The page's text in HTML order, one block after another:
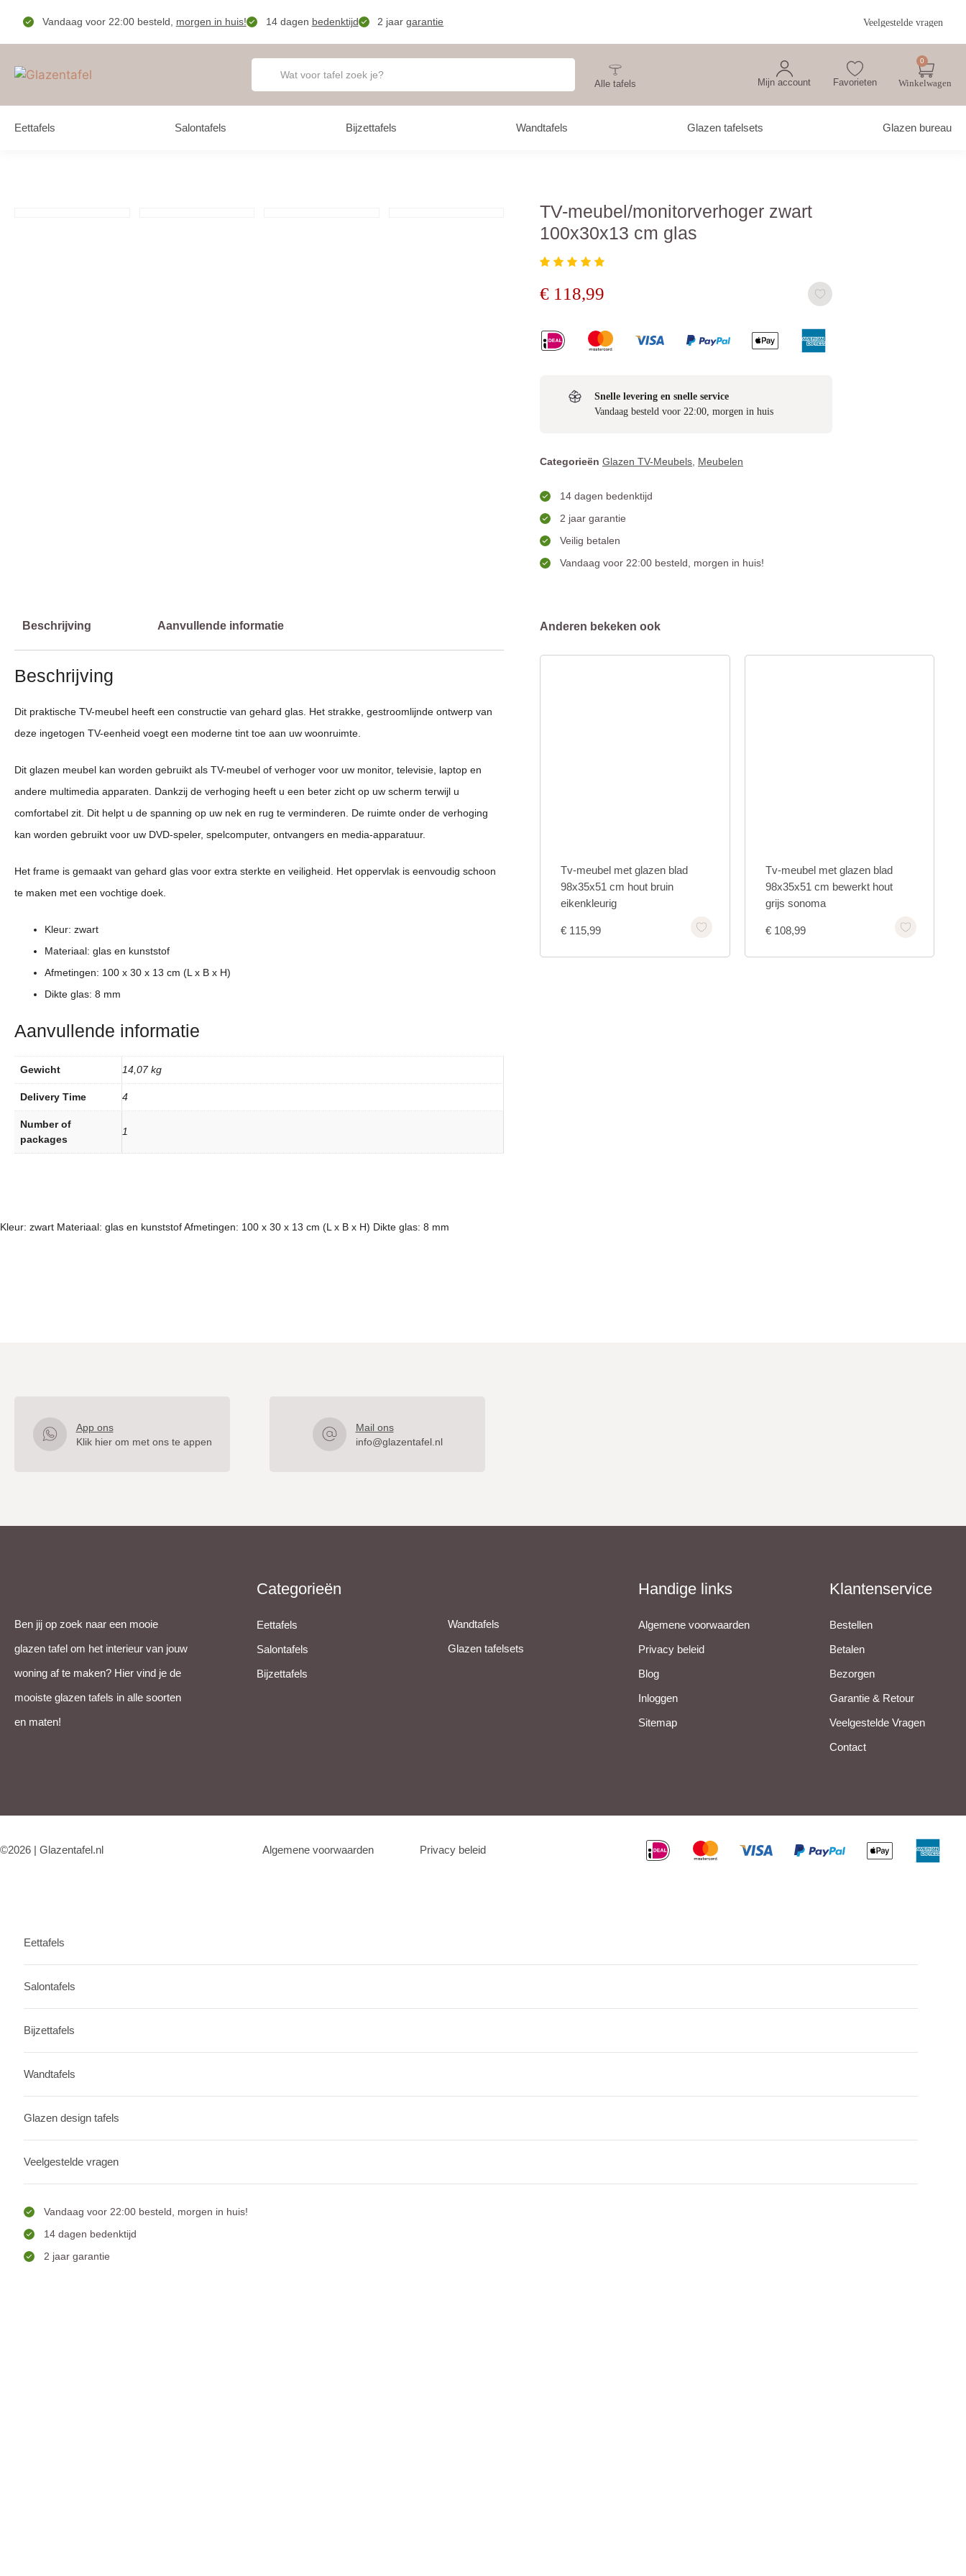
Vandaag voor 22:00 besteld, morgen in huis! 14 dagen bedenktijd 2 jaargarantie Veelgestelde vragen
Alle tafels Mijn account Favorieten
0
Eettafels Salontafels Bijzettafels Wandtafels Glazen tafelsets Glazen bureau
TV-meubel/monitorverhoger zwart
100x30x13 cm glas
€ 118,99
Snelle levering en snelle service
Vandaag besteld voor 22:00, morgen in huis
Categorieën Glazen TV-Meubels Meubelen
14 dagen bedenktijd
2 jaar garantie
Veilig betalen
Vandaag voor 22:00 besteld, morgen in huis!
Beschrijving Aanvullende informatie
Beschrijving
Dit praktische TV-meubel heeft een constructie van gehard glas. Het strakke, gestroomlijnde ontwerp van
deze ingetogen TV-eenheid voegt een moderne tint toe aan uw woonruimte.
Dit glazen meubel kan worden gebruikt als TV-meubel of verhoger voor uw monitor, televisie, laptop en
andere multimedia apparaten. Dankzij de verhoging heeft u een beter zicht op uw scherm terwijl u
comfortabel zit. Dit helpt u de spanning op uw nek en rug te verminderen. De ruimte onder de verhoging
kan worden gebruikt voor uw DVD-speler, spelcomputer, ontvangers en media-apparatuur.
Het frame is gemaakt van gehard glas voor extra sterkte en veiligheid. Het oppervlak is eenvoudig schoon
te maken met een vochtige doek.
Kleur: zwart
Materiaal: glas en kunststof
Afmetingen: 100 x 30 x 13 cm (L x B x H)
Dikte glas: 8 mm
Aanvullende informatie
Gewicht 14,07 kg
Delivery Time 4
Number of
packages
1
Anderen bekeken ook
Tv-meubel met glazen blad
98x35x51 cm hout bruin
eikenkleurig
€ 115,99
Tv-meubel met glazen blad
98x35x51 cm bewerkt hout
grijs sonoma
€108,99
Kleur: zwart Materiaal: glas en kunststof Afmetingen: 100 x 30 x 13 cm (L x B x H) Dikte glas: 8 mm
App ons
Klik hier om met ons te appen
Mail ons
info@glazentafel.nl
Ben jij op zoek naar een mooie
glazen tafel om het interieur van jouw
woning af te maken? Hier vind je de
mooiste glazen tafels in alle soorten
en maten!
Categorieën
Eettafels
Salontafels
Bijzettafels
Wandtafels
Glazen tafelsets
Handige links
Algemene voorwaarden
Privacy beleid
Blog
Inloggen
Sitemap
Klantenservice
Bestellen
Betalen
Bezorgen
Garantie & Retour
Veelgestelde Vragen
Contact
©2026 | Glazentafel.nl Algemene voorwaarden Privacy beleid
Eettafels
Salontafels
Bijzettafels
Wandtafels
Glazen design tafels
Veelgestelde vragen
Vandaag voor 22:00 besteld, morgen in huis!
14 dagen bedenktijd
2 jaar garantie